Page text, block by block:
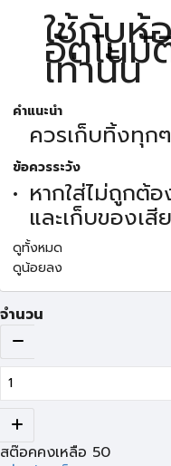
ใช้กับห้
อัตโนมั
เท่านั้น
คำแนะนำ
ควรเก็บทิ้งทุ
ข้อควรระวัง
หากใส่ไม่ถูกต้
และเก็บของเสี
ดูทั้งหมด
ดูน้อยลง
จำนวน
สต๊อคคงเหลือ 50